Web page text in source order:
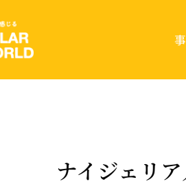
ナイジェリ